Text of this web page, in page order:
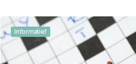
Informatief